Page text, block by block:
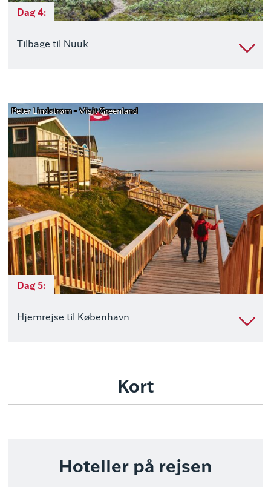
Dag 4:
Tilbage til Nuuk
Peter Lindstrøm - Visit Greenland
Dag 5:
Hjemrejse til København
Kort
Hoteller på rejsen